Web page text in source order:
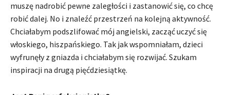
muszę nadrobić pewne zaległości i zastanowić się, co chcę
robić dalej. No i znaleźć przestrzeń na kolejną aktywność.
Chciałabym podszlifować mój angielski, zacząć uczyć się
włoskiego, hiszpańskiego. Tak jak wspomniałam, dzieci
wyfrunęły z gniazda i chciałabym się rozwijać. Szukam
inspiracji na drugą pięćdziesiątkę.